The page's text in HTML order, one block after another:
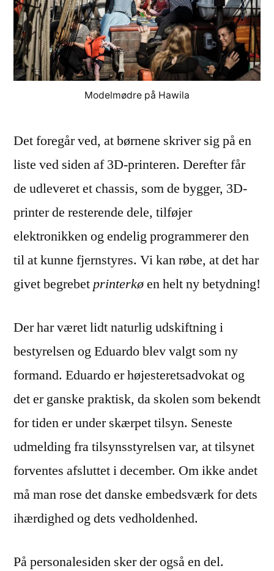
Modelmødre på Hawila
Det foregår ved, at børnene skriver sig på en
liste ved siden af 3D-printeren. Derefter får
de udleveret et chassis, som de bygger, 3D-
printer de resterende dele, tilføjer
elektronikken og endelig programmerer den
til at kunne fjernstyres. Vi kan røbe, at det har
givet begrebet printerkøen helt ny betydning!
Der har været lidt naturlig udskiftning i
bestyrelsen og Eduardo blev valgt som ny
formand. Eduardo er højesteretsadvokat og
det er ganske praktisk, da skolen som bekendt
for tiden er under skærpet tilsyn. Seneste
udmelding fra tilsynsstyrelsen var, at tilsynet
forventes afsluttet i december. Om ikke andet
må man rose det danske embedsværk for dets
ihærdighed og dets vedholdenhed.
På personalesiden sker der også en del.